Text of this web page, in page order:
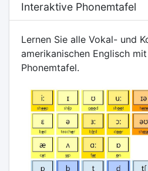
Interaktive Phonemtafel
Lernen Sie alle Vokal- und
amerikanischen Englisch
Phonemtafel.